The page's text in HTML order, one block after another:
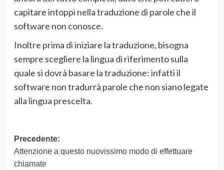
capitare intoppi nella traduzione di parole che il
software non conosce.
Inoltre prima di iniziare la traduzione, bisogna
sempre scegliere la lingua di riferimento sulla
quale si dovrà basare la traduzione: infatti il
software non tradurrà parole che non siano legate
alla lingua prescelta.
Navigazione
articolo
Precedente:
Attenzione a questo nuovissimo modo di effettuare
chiamate